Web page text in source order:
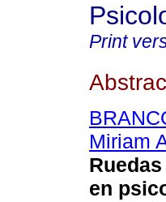
Print
Miriam
en